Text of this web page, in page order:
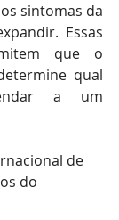
sintomas da
Essas
que o
qual
a um
de
do